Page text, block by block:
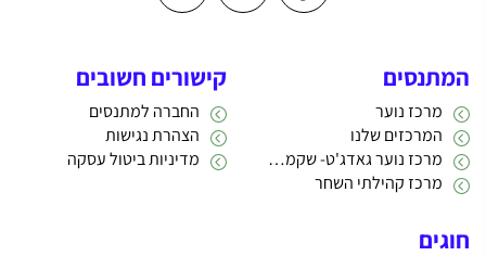
המתנסים
מרכז נוער
המרכזים שלנו
מרכז נוער גאדג'ט- שקמה 22
מרכז קהילתי השחר
קישורים חשובים
החברה למתנסים
הצהרת נגישות
מדיניות ביטול עסקה
חוגים